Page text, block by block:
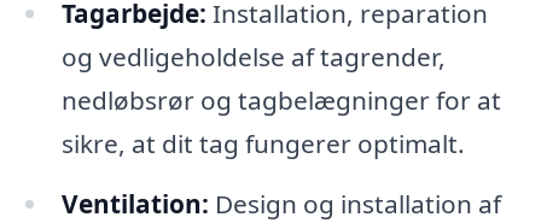
Tagarbejde: Installation, reparation
og vedligeholdelse af tagrender,
nedløbsrør og tagbelægninger for at
sikre, at dit tag fungerer optimalt.
Ventilation: Design og installation af